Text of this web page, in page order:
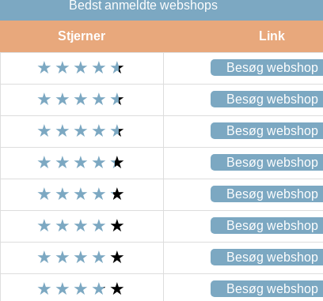
Bedst anmeldte webshops
Stjerner Link
Besøg webshop
Besøg webshop
Besøg webshop
Besøg webshop
Besøg webshop
Besøg webshop
Besøg webshop
Besøg webshop